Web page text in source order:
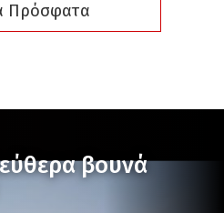
Πρόσφατα
βουνά